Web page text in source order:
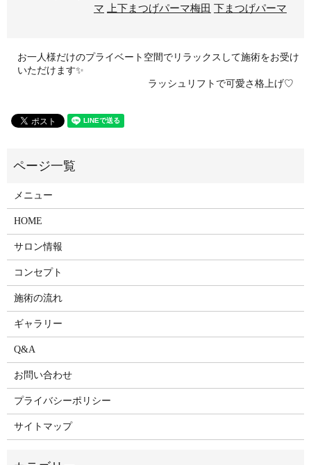
マ
上下まつげパーマ梅田 下まつげパーマ
お一人様だけのプライベート空間でリラックスして施術をお受け
いただけます✨
ラッシュリフトで可愛さ格上げ♡
メニュー
HOME
サロン情報
コンセプト
施術の流れ
ギャラリー
Q&A
お問い合わせ
プライバシーポリシー
サイトマップ